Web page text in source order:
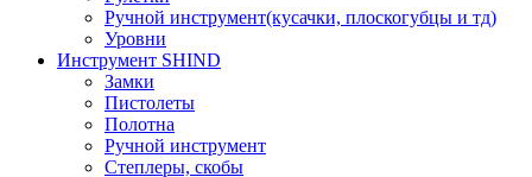
Ручной инструмент(кусачки, плоскогубцы и тд)
Уровни
Инструмент SHIND
Замки
Пистолеты
Полотна
Ручной инструмент
Степлеры, скобы